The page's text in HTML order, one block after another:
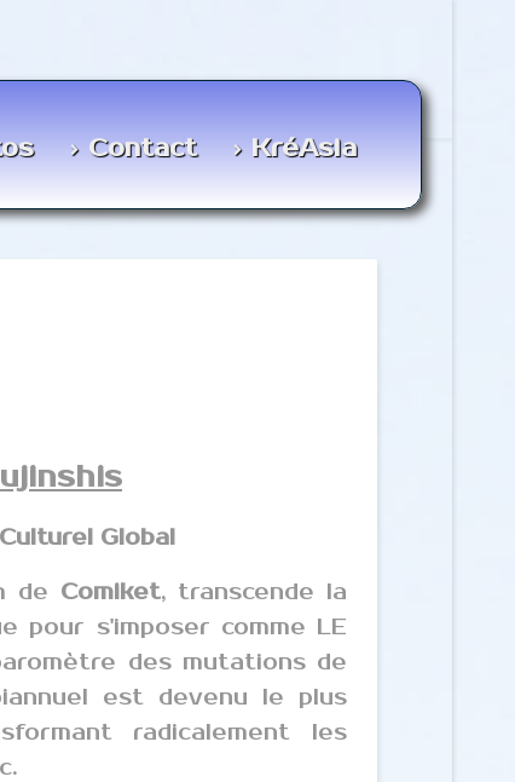
Contact KréAsia
Global
de Comiket, transcende la
pour s'imposer comme LE
des mutations de
est devenu le plus
radicalement les